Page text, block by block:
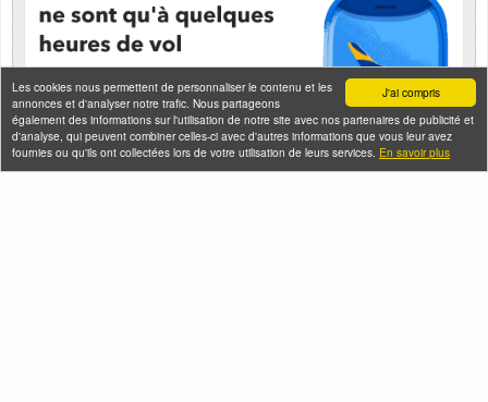
J'ai compris
Les cookies nous permettent de personnaliser le contenu et les
annonces et d'analyser notre trafic. Nous partageons
également des informations sur l'utilisation de notre site avec nos partenaires de publicité et
d'analyse, qui peuvent combiner celles-ci avec d'autres informations que vous leur avez
fournies ou qu'ils ont collectées lors de votre utilisation de leurs services. En savoir plus